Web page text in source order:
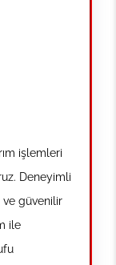
işlemleri
Deneyimli
ve güvenilir
ile